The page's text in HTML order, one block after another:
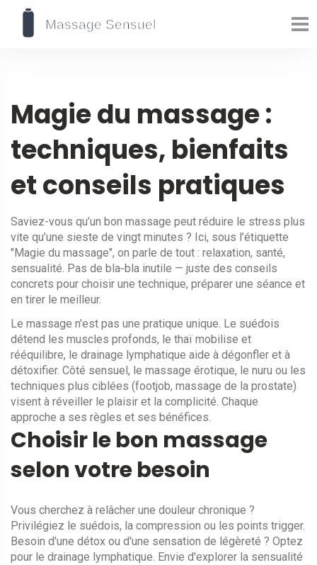
Magie du massage :
techniques, bienfaits
et conseils pratiques
Saviez-vous qu’un bon massage peut réduire le stress plus
vite qu’une sieste de vingt minutes ? Ici, sous l’étiquette
"Magie du massage", on parle de tout : relaxation, santé,
sensualité. Pas de bla‑bla inutile — juste des conseils
concrets pour choisir une technique, préparer une séance et
en tirer le meilleur.
Le massage n'est pas une pratique unique. Le suédois
détend les muscles profonds, le thaï mobilise et
rééquilibre, le drainage lymphatique aide à dégonfler et à
détoxifier. Côté sensuel, le massage érotique, le nuru ou les
techniques plus ciblées (footjob, massage de la prostate)
visent à réveiller le plaisir et la complicité. Chaque
approche a ses règles et ses bénéfices.
Choisir le bon massage
selon votre besoin
Vous cherchez à relâcher une douleur chronique ?
Privilégiez le suédois, la compression ou les points trigger.
Besoin d'une détox ou d'une sensation de légèreté ? Optez
pour le drainage lymphatique. Envie d'explorer la sensualité